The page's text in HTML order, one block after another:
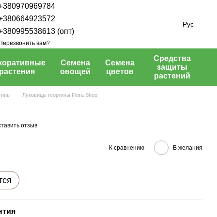
(опт)
вам?
Рус
растения
Семена
овощей
Семена
цветов
Средства
защиты
растений
Луковицы георгины Flora Shop
отзыв
К сравнению В желания